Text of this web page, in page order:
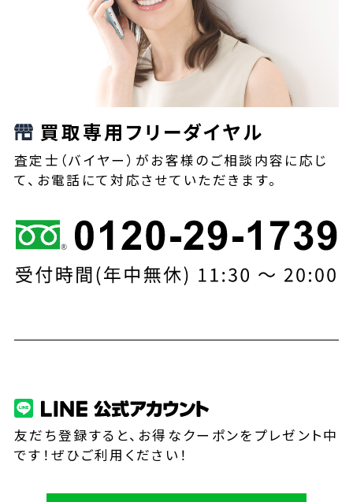
買取専用フリーダイヤル
査定士（バイヤー）がお客様のご相談内容に応じ
て、お電話にて対応させていただきます。
友だち登録すると、お得なクーポンをプレゼント中
です！ぜひご利用ください！